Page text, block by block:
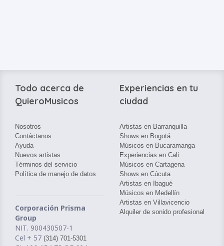
Todo acerca de
QuieroMusicos
Nosotros
Contáctanos
Ayuda
Nuevos artistas
Términos del servicio
Política de manejo de datos
Corporación Prisma
Group
NIT. 900430507-1
Cel + 57 (314) 701-5301
Experiencias en tu
ciudad
Artistas en Barranquilla
Shows en Bogotá
Músicos en Bucaramanga
Experiencias en Cali
Músicos en Cartagena
Shows en Cúcuta
Artistas en Ibagué
Músicos en Medellín
Artistas en Villavicencio
Alquiler de sonido profesional